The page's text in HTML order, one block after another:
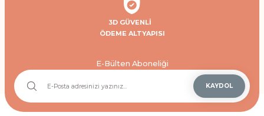
3D GÜVENLİ
ÖDEME ALTYAPISI
E-Bülten Aboneliği
KAYDOL